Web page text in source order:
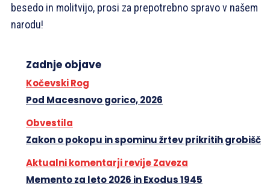
besedo in molitvijo, prosi za prepotrebno spravo v našem
narodu!
Zadnje objave
Kočevski Rog
Pod Macesnovo gorico, 2026
Obvestila
Zakon o pokopu in spominu žrtev prikritih grobišč
Aktualni komentarji revije Zaveza
Memento za leto 2026 in Exodus 1945